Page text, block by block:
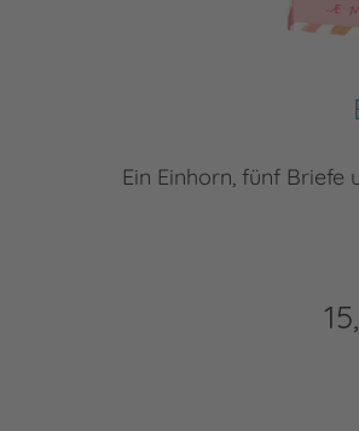
Ein Einhorn, fünf